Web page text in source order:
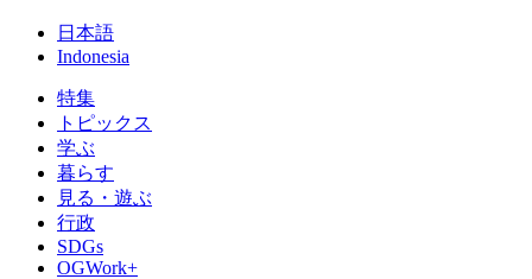
日本語
Indonesia
特集
トピックス
学ぶ
暮らす
見る・遊ぶ
行政
SDGs
OGWork+